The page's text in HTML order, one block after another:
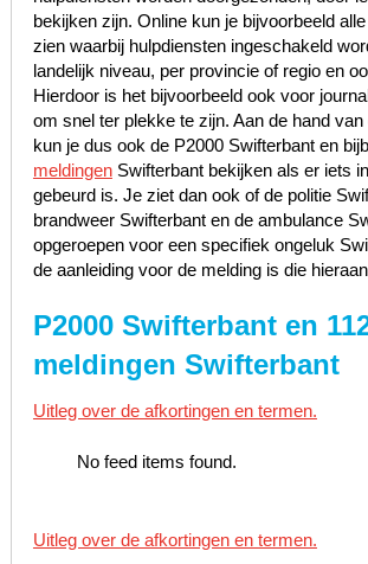
bekijken zijn. Online kun je bijvoorbeeld
zien waarbij hulpdiensten ingeschakeld
landelijk niveau, per provincie of regio en
Hierdoor is het bijvoorbeeld ook voor
om snel ter plekke te zijn. Aan de hand
kun je dus ook de P2000 Swifterbant en
meldingenSwifterbant bekijken als er iets
gebeurd is. Je ziet dan ook of de politie
brandweer Swifterbant en de ambulance
opgeroepen voor een specifiek ongeluk
de aanleiding voor de melding is die
P2000 Swifterbant en
meldingen Swifterbant
Uitleg over de afkortingen en termen.
No feed items found.
Uitleg over de afkortingen en termen.